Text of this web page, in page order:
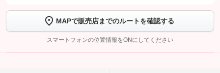
トーク画面で
ボタンをタップして問い合わせを
完了してください。
こちら
MAPで販売店までのルートを確認する
スマートフォンの位置情報をONにしてください